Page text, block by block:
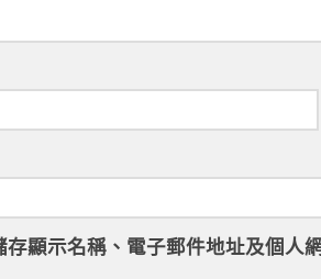
存顯示名稱、電子郵件地址及個人